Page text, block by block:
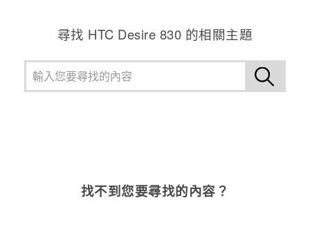
尋找 HTC Desire 830 的相關主題
找不到您要尋找的內容？